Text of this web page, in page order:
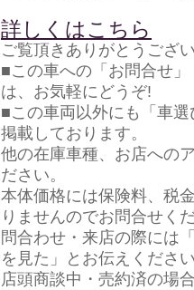
詳しくはこちら
ご覧頂きありがとうござ
■この車への「お問合せ
は、お気軽にどうぞ!
■この車両以外にも「車
掲載しております。
他の在庫車種、お店への
ださい。
本体価格には保険料、税
りませんのでお問合せく
問合わせ・来店の際には
を見た」とお伝えくださ
店頭商談中・売約済の場